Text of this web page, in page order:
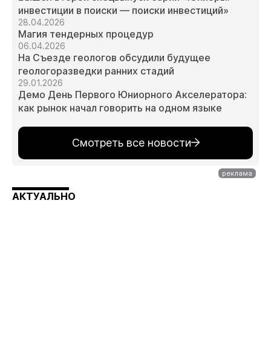
инвестиции в поиски — поиски инвестиций»
28.04.2026
Магия тендерных процедур
06.04.2026
На Съезде геологов обсудили будущее
геологоразведки ранних стадий
29.01.2026
Демо День Первого Юниорного Акселератора:
как рынок начал говорить на одном языке
Смотреть все новости
АКТУАЛЬНО